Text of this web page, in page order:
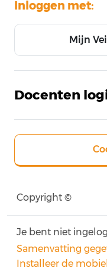
Inloggen met:
Mijn
Docenten
Copyright ©
Je bent niet
Samenvatting
Installeer de